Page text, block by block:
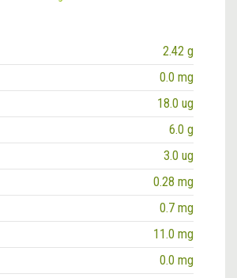
2.42 g
0.0 mg
18.0 ug
6.0 g
3.0 ug
0.28 mg
0.7 mg
11.0 mg
0.0 mg